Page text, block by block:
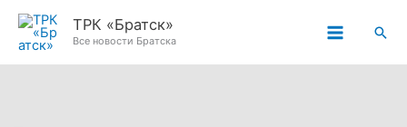
Перейти
ТРК «Братск»
Все новости Братска